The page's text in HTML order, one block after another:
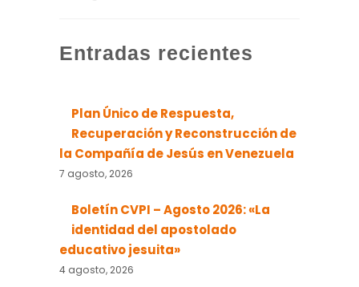
Entradas recientes
Plan Único de Respuesta,
Recuperación y Reconstrucción de
la Compañía de Jesús en Venezuela
7 agosto, 2026
Boletín CVPI – Agosto 2026: «La
identidad del apostolado
educativo jesuita»
4 agosto, 2026